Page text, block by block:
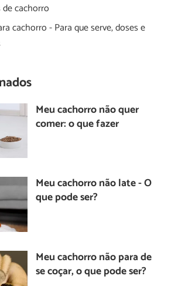
cachorro
cachorro - Para que serve, doses e
Meu cachorro não quer
comer: o que fazer
Meu cachorro não late - O
que pode ser?
Meu cachorro não para de
se coçar, o que pode ser?